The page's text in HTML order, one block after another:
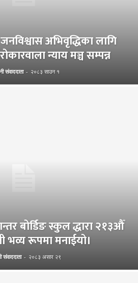
जनविश्वास अभिवृद्धिका लागि
न्याय मञ्च सम्पन्न
संवाददाता - २०८३ साउन १
बोर्डिङ स्कुल द्धारा २१३औँ
भव्य रूपमा मनाईयो।
संवाददाता - २०८३ असार २९